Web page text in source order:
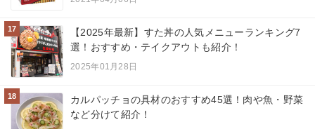
17
【2025年最新】すた丼の人気メニューランキング7
選！おすすめ・テイクアウトも紹介！
2025年01月28日
18
カルパッチョの具材のおすすめ45選！肉や魚・野菜
など分けて紹介！